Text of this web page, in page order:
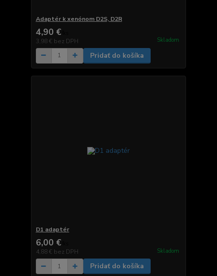
Adaptér k xenónom D2S, D2R
4,90 €
3,98 € bez DPH Skladom
Pridať do košíka
D1 adaptér
6,00 €
4,88 € bez DPH Skladom
Pridať do košíka